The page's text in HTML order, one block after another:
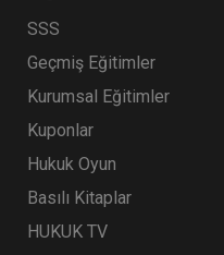
SSS
Geçmiş Eğitimler
Kurumsal Eğitimler
Kuponlar
Hukuk Oyun
Basılı Kitaplar
HUKUK TV